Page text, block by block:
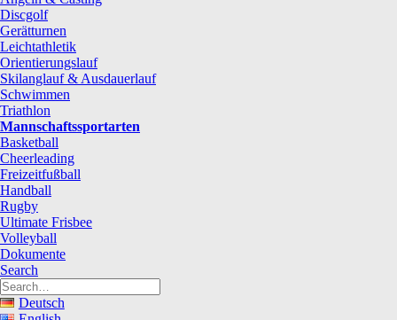
Discgolf
Gerätturnen
Leichtathletik
Orientierungslauf
Skilanglauf & Ausdauerlauf
Schwimmen
Triathlon
Mannschaftssportarten
Basketball
Cheerleading
Freizeitfußball
Handball
Rugby
Ultimate Frisbee
Volleyball
Dokumente
Search
Deutsch